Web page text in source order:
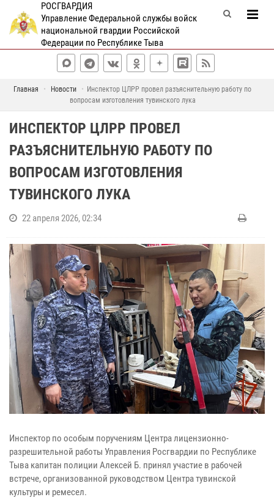
РОСГВАРДИЯ
Управление Федеральной службы войск
национальной гвардии Российской
Федерации по Республике Тыва
Главная Новости
Инспектор ЦЛРР провел разъяснительную работу по
вопросам изготовления тувинского лука
ИНСПЕКТОР ЦЛРР ПРОВЕЛ
РАЗЪЯСНИТЕЛЬНУЮ РАБОТУ ПО
ВОПРОСАМ ИЗГОТОВЛЕНИЯ
ТУВИНСКОГО ЛУКА
22 апреля 2026, 02:34
Инспектор по особым поручениям Центра лицензионно-
разрешительной работы Управления Росгвардии по Республике
Тыва капитан полиции Алексей Б. принял участие в рабочей
встрече, организованной руководством Центра тувинской
культуры и ремесел.